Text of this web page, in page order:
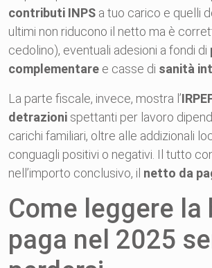
contributi INPS a tuo carico e quelli
ultimi non riducono il netto ma è
cedolino), eventuali adesioni a fondi di
complementare e casse di sanità
La parte fiscale, invece, mostra l’
detrazioni spettanti per lavoro
carichi familiari, oltre alle addizionali
conguagli positivi o negativi. Il tutto
nell’importo conclusivo, il netto da
Come leggere la
paga nel 2025